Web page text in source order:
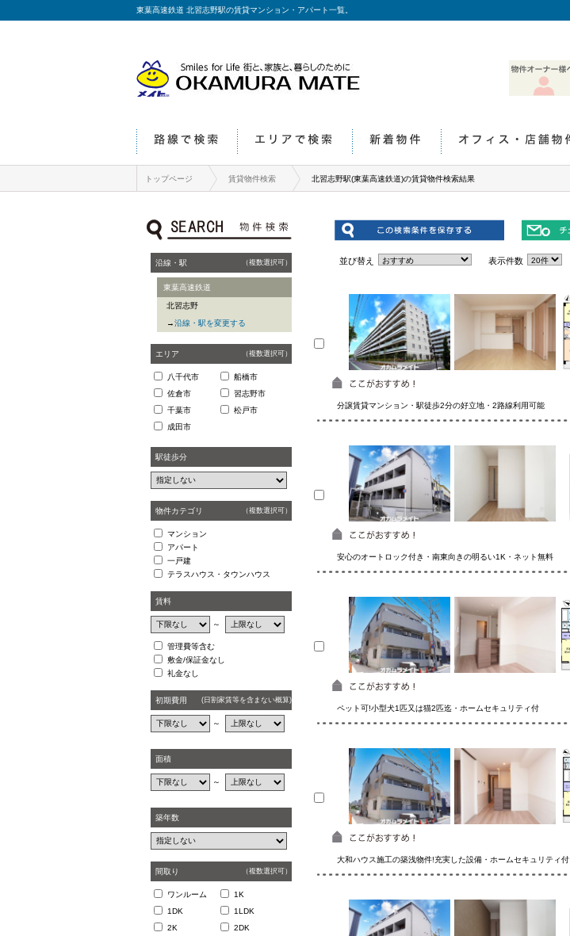
東葉高速鉄道 北習志野駅の賃貸マンション・アパート一覧。
路線で検索 エリアで検索 新着物件 オフィス・店舗物件
トップページ 賃貸物件検索 北習志野駅(東葉高速鉄道)の賃貸物件検索結果
並び替え 表示件数
分譲賃貸マンション・駅徒歩2分の好立地・2路線利用可能
安心のオートロック付き・南東向きの明るい1K・ネット無料
ペット可!小型犬1匹又は猫2匹迄・ホームセキュリティ付
大和ハウス施工の築浅物件!充実した設備・ホームセキュリティ付
沿線・駅 （複数選択可）
東葉高速鉄道
北習志野
→沿線・駅を変更する
エリア （複数選択可）
八千代市
船橋市
佐倉市
習志野市
千葉市
松戸市
成田市
駅徒歩分
物件カテゴリ （複数選択可）
マンション
アパート
一戸建
テラスハウス・タウンハウス
賃料
～
管理費等含む
敷金/保証金なし
礼金なし
初期費用 (日割家賃等を含まない概算)
～
面積
～
築年数
間取り （複数選択可）
ワンルーム
1K
1DK
1LDK
2K
2DK